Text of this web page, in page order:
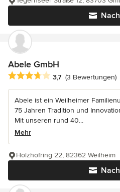
Abele GmbH
Durchschnittliche Bewertung:
3,7 (3 Bewertungen)
Abele ist ein Weilheimer
75 Jahren Tradition und
Mit unseren rund 40...
Mehr
Holzhofring 22, 82362 Weilheim